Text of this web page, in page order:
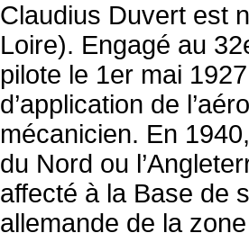
Claudius Duvert est
Loire). Engagé au
pilote le 1er mai
d’application de
mécanicien. En
du Nord ou
affecté à la Base de
allemande de la